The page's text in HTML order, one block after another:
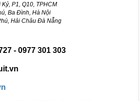
P1, Q10, TPHCM
Ba Đình, Hà Nội
Hải Châu Đà Nẵng
- 0977 301 303